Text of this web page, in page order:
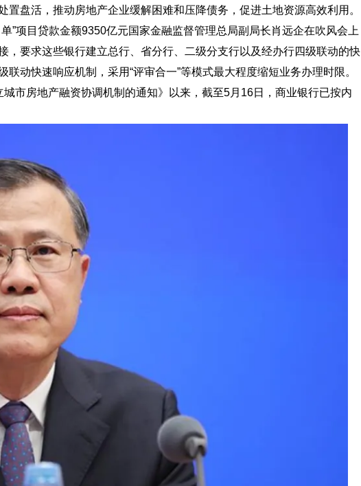
置盘活 ，推动房地产企业缓解困难和压降债务，促进土地资源高效利用。
”项目贷款金额9350亿元国家金融监督管理总局副局长肖远企在吹风会上
，要求这些银行建立总行、省分行、二级分支行以及经办行四级联动的快
动快速响应机制，采用“评审合一”等模式最大程度缩短业务办理时限。
市房地产融资协调机制的通知》以来，截至5月16日， 商业银行已按内